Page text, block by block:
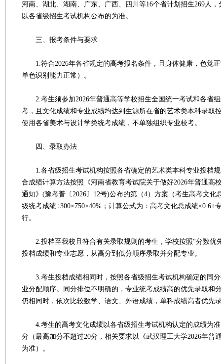
河南、湖北、湖南、广东、广西、四川等16个省计划招生269人
以各省级招生考试机构公布的为准。
三、报考条件与要求
1.符合2026年各省规定的高考报名条件，且身体健康，色觉
单色识别能力正常）。
2.考生须参加2026年普通高等学校招生全国统一考试和各省
考，且文化成绩和专业成绩均达到生源所在省的艺术类本科录取
使用各省美术与设计学类统考成绩，不单独组织专业校考。
四、录取办法
1.各省级招生考试机构按照各省确定的艺术类本科专业投档规
合成绩计算方法按照《河南省教育考试院关于做好2026年普通高
通知》(豫考普〔2026〕12号)公布的第（4）方案（考生高考文化
级统考成绩÷300×750×40%；计算公式为：高考文化总成绩×0.6+
行。
2.投档至我校且符合有关录取规则的考生，学校按照“分数优
投档成绩和专业志愿，从高分到低分顺序录取并分配专业。
3.考生投档成绩相同时，按照各省级招生考试机构确定的同分
业分配顺序。同分排位不明确的，专业统考成绩高的优先录取和
仍相同时，依次比较数学、语文、外语成绩，单科成绩高者优先
4.考生的高考文化成绩以各省级招生考试机构认定的成绩为准
分（最高加分不超过20分，相关要求以《武汉理工大学2026年普
为准）。